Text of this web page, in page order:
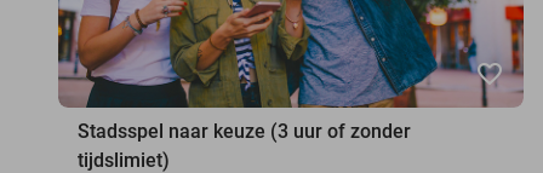
favorite_border
Stadsspel naar keuze (3 uur of zonder
tijdslimiet)